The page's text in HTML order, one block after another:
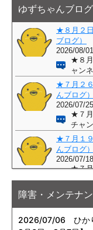
ゆずちゃんブログ
障害・メンテナ
2026/07/06 ひか